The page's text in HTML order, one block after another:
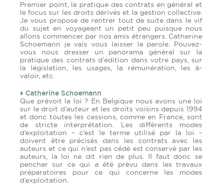
Premier point, la pratique des contrats en général et
le focus sur les droits dérivés et la gestion collective.
Je vous propose de rentrer tout de suite dans le vif
du sujet en voyageant un petit peu puisque nous
allons commencer par nos amis étrangers. Catherine
Schoemann je vais vous laisser la parole. Pouvez-
vous nous dresser un panorama général sur la
pratique des contrats d’édition dans votre pays, sur
la législation, les usages, la rémunération, les à-
valoir, etc.
♦ Catherine Schoemann
Que prévoit la loi ? En Belgique nous avons une loi
sur le droit d’auteur et les droits voisins depuis 1994
et donc toutes les cessions, comme en France, sont
de stricte interprétation. Les différents modes
d’exploitation – c’est le terme utilisé par la loi –
doivent être précisés dans les contrats avec les
auteurs et ce qui n’est pas cédé est conservé par les
auteurs, la loi ne dit rien de plus. Il faut donc se
pencher sur ce qui a été prévu dans les travaux
préparatoires pour ce qui concerne les modes
d’exploitation.